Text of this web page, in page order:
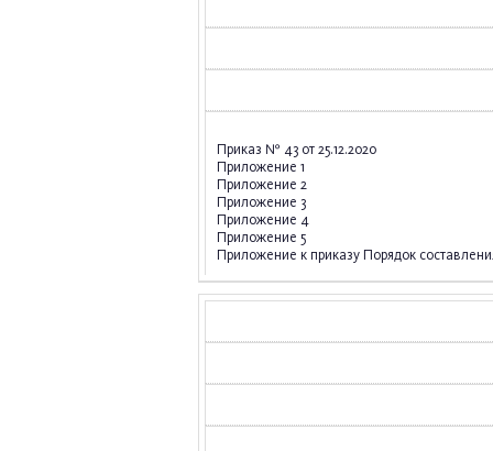
Приказ № 43 от 25.12.2020
Приложение 1
Приложение 2
Приложение 3
Приложение 4
Приложение 5
Приложение к приказу Порядок